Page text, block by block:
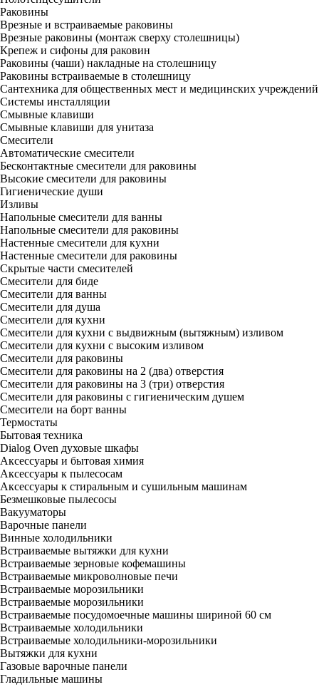
Раковины
Врезные и встраиваемые раковины
Врезные раковины (монтаж сверху столешницы)
Крепеж и сифоны для раковин
Раковины (чаши) накладные на столешницу
Раковины встраиваемые в столешницу
Сантехника для общественных мест и медицинских учреждений
Системы инсталляции
Смывные клавиши
Смывные клавиши для унитаза
Смесители
Автоматические смесители
Бесконтактные смесители для раковины
Высокие смесители для раковины
Гигиенические души
Изливы
Напольные смесители для ванны
Напольные смесители для раковины
Настенные смесители для кухни
Настенные смесители для раковины
Скрытые части смесителей
Смесители для биде
Смесители для ванны
Смесители для душа
Смесители для кухни
Смесители для кухни с выдвижным (вытяжным) изливом
Смесители для кухни с высоким изливом
Смесители для раковины
Смесители для раковины на 2 (два) отверстия
Смесители для раковины на 3 (три) отверстия
Смесители для раковины с гигиеническим душем
Смесители на борт ванны
Термостаты
Бытовая техника
Dialog Oven духовые шкафы
Аксессуары и бытовая химия
Аксессуары к пылесосам
Аксессуары к стиральным и сушильным машинам
Безмешковые пылесосы
Вакууматоры
Варочные панели
Винные холодильники
Встраиваемые вытяжки для кухни
Встраиваемые зерновые кофемашины
Встраиваемые микроволновые печи
Встраиваемые морозильники
Встраиваемые морозильники
Встраиваемые посудомоечные машины шириной 60 см
Встраиваемые холодильники
Встраиваемые холодильники-морозильники
Вытяжки для кухни
Газовые варочные панели
Гладильные машины